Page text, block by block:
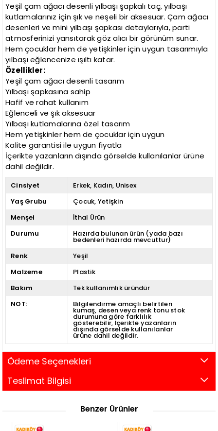
Yeşil çam ağacı desenli yılbaşı şapkalı taç, yılbaşı
kutlamalarınız için şık ve neşeli bir aksesuar. Çam ağacı
desenleri ve mini yılbaşı şapkası detaylarıyla, parti
atmosferinizi yansıtarak göz alıcı bir görünüm sunar.
Hem çocuklar hem de yetişkinler için uygun tasarımıyla
yılbaşı eğlencenize ışıltı katar.
Özellikler:
Yeşil çam ağacı desenli tasarım
Yılbaşı şapkasına sahip
Hafif ve rahat kullanım
Eğlenceli ve şık aksesuar
Yılbaşı kutlamalarına özel tasarım
Hem yetişkinler hem de çocuklar için uygun
Kalite garantisi ile uygun fiyatla
İçerikte yazanların dışında görselde kullanılanlar ürüne
dahil değildir.
Cinsiyet Erkek Kadın Unisex
Yaş Grubu
Çocuk Yetişkin
Menşei
İthal Ürün
Durumu
Hazırda bulunan ürün (yada bazı
bedenleri hazırda mevcuttur)
Renk
Yeşil
Malzeme
Plastik
Bakım
Tek kullanımlık üründür
NOT:
Bilgilendirme amaçlı belirtilen
kumaş, desen veya renk tonu stok
durumuna göre farklılık
gösterebilir İçerikte yazanların
dışında görselde kullanılanlar
ürüne dahil değildir.
Ödeme Seçenekleri
Teslimat Bilgisi
Benzer Ürünler